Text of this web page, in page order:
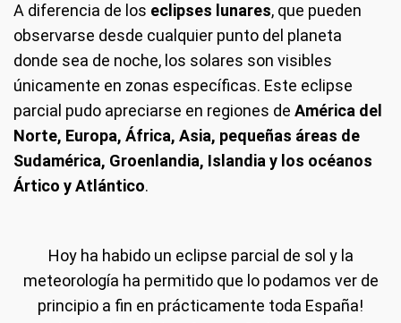
A diferencia de los eclipses lunares, que pueden
observarse desde cualquier punto del planeta
donde sea de noche, los solares son visibles
únicamente en zonas específicas. Este eclipse
parcial pudo apreciarse en regiones de América del
Norte, Europa, África, Asia, pequeñas áreas de
Sudamérica, Groenlandia, Islandia y los océanos
Ártico y Atlántico.
Hoy ha habido un eclipse parcial de sol y la
meteorología ha permitido que lo podamos ver de
principio a fin en prácticamente toda España!